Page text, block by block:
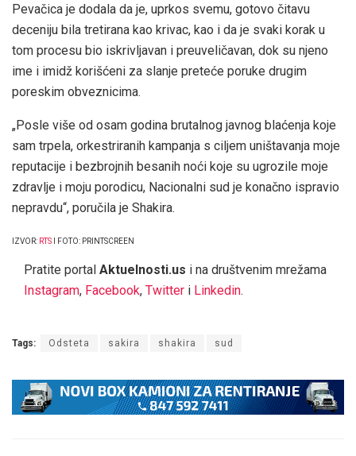
Pevačica je dodala da je, uprkos svemu, gotovo čitavu
deceniju bila tretirana kao krivac, kao i da je svaki korak u
tom procesu bio iskrivljavan i preuveličavan, dok su njeno
ime i imidž korišćeni za slanje preteće poruke drugim
poreskim obveznicima.
„Posle više od osam godina brutalnog javnog blaćenja koje
sam trpela, orkestriranih kampanja s ciljem uništavanja moje
reputacije i bezbrojnih besanih noći koje su ugrozile moje
zdravlje i moju porodicu, Nacionalni sud je konačno ispravio
nepravdu“, poručila je Shakira.
IZVOR: RTS I FOTO: PRINTSCREEN
Pratite portal Aktuelnosti.us i na društvenim mrežama
Instagram, Facebook, Twitter i Linkedin.
Tags: Odsteta sakira shakira sud